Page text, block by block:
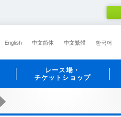
English 中文简体 中文繁體 한국어
レース場・
チケットショップ